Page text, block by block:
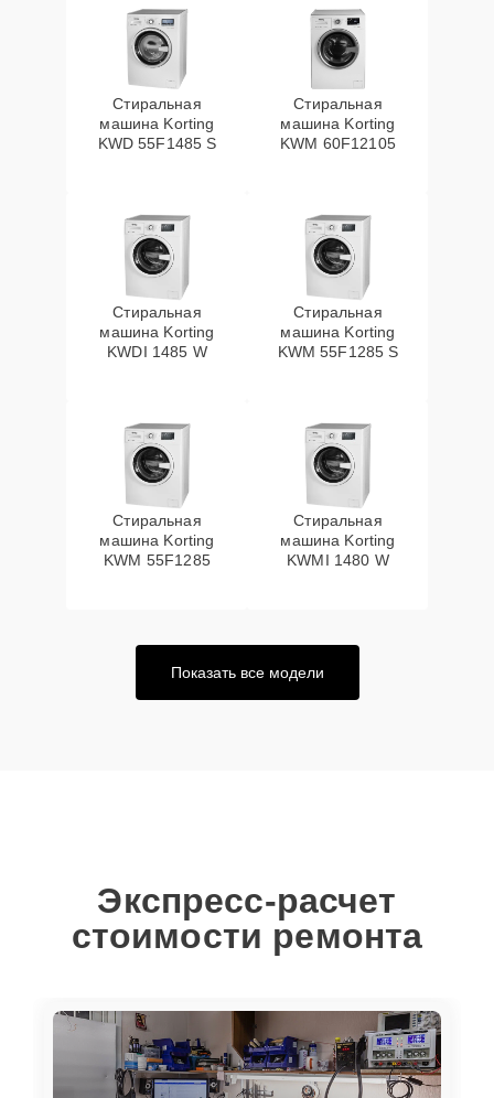
Стиральная
машина Korting
KWD 55F1485 S
Стиральная
машина Korting
KWM 60F12105
Стиральная
машина Korting
KWDI 1485 W
Стиральная
машина Korting
KWM 55F1285 S
Стиральная
машина Korting
KWM 55F1285
Стиральная
машина Korting
KWMI 1480 W
Показать все модели
Экспресс-расчет
стоимости ремонта